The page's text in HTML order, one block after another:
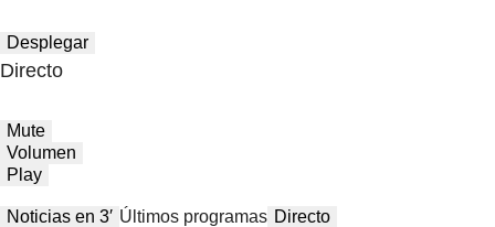
Desplegar
Directo
Mute
Volumen
Play
Noticias en 3′ Últimos programas Directo